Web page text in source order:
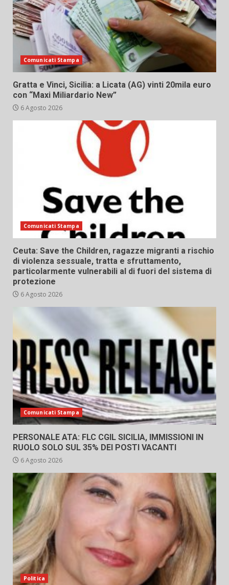
Comunicati Stampa
Gratta e Vinci, Sicilia: a Licata (AG) vinti 20mila euro
con “Maxi Miliardario New”
6 Agosto 2026
Comunicati Stampa
Ceuta: Save the Children, ragazze migranti a rischio
di violenza sessuale, tratta e sfruttamento,
particolarmente vulnerabili al di fuori del sistema di
protezione
6 Agosto 2026
Comunicati Stampa
PERSONALE ATA: FLC CGIL SICILIA, IMMISSIONI IN
RUOLO SOLO SUL 35% DEI POSTI VACANTI
6 Agosto 2026
Politica